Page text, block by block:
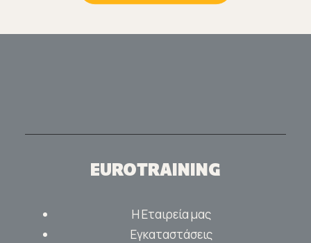
EUROTRAINING
Η Εταιρεία μας
Εγκαταστάσεις